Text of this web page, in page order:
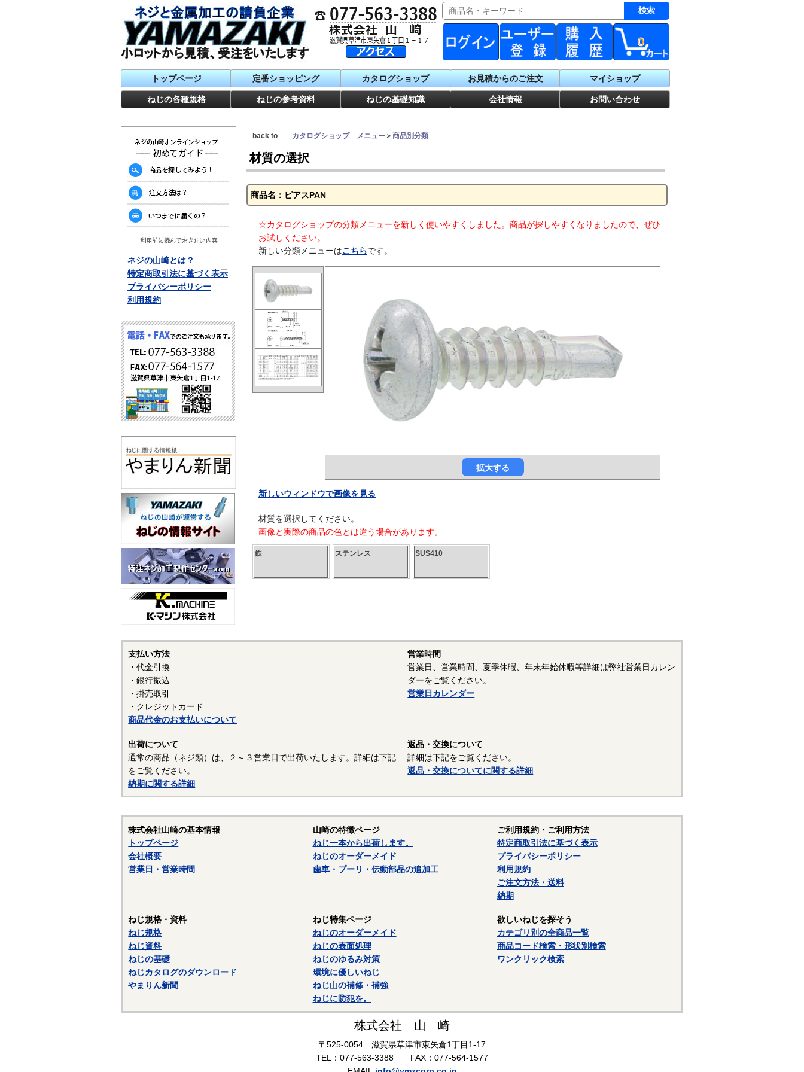
0
トップページ 定番ショッピング カタログショップ お見積からのご注文 マイショップ
ねじの各種規格 ねじの参考資料 ねじの基礎知識 会社情報 お問い合わせ
ネジの山崎とは？
特定商取引法に基づく表示
プライバシーポリシー
利用規約
back to カタログショップ メニュー ＞商品別分類
材質の選択
商品名：ピアスPAN
☆カタログショップの分類メニューを新しく使いやすくしました。商品が探しやすくなりましたので、ぜひ
お試しください。
新しい分類メニューはこちらです。
拡大する
新しいウィンドウで画像を見る
材質を選択してください。
画像と実際の商品の色とは違う場合があります。
鉄 ステンレス SUS410
支払い方法
・代金引換
・銀行振込
・掛売取引
・クレジットカード
商品代金のお支払いについて
営業時間
営業日、営業時間、夏季休暇、年末年始休暇等詳細は弊社営業日カレン
ダーをご覧ください。
営業日カレンダー
出荷について
通常の商品（ネジ類）は、２～３営業日で出荷いたします。詳細は下記
をご覧ください。
納期に関する詳細
返品・交換について
詳細は下記をご覧ください。
返品・交換についてに関する詳細
株式会社山崎の基本情報
トップページ
会社概要
営業日・営業時間
山崎の特徴ページ
ねじ一本から出荷します。
ねじのオーダーメイド
歯車・プーリ・伝動部品の追加工
ご利用規約・ご利用方法
特定商取引法に基づく表示
プライバシーポリシー
利用規約
ご注文方法・送料
納期
ねじ規格・資料
ねじ規格
ねじ資料
ねじの基礎
ねじカタログのダウンロード
やまりん新聞
ねじ特集ページ
ねじのオーダーメイド
ねじの表面処理
ねじのゆるみ対策
環境に優しいねじ
ねじ山の補修・補強
ねじに防犯を。
欲しいねじを探そう
カテゴリ別の全商品一覧
商品コード検索・形状別検索
ワンクリック検索
株式会社 山 崎
〒525-0054 滋賀県草津市東矢倉1丁目1-17
TEL：077-563-3388 FAX：077-564-1577